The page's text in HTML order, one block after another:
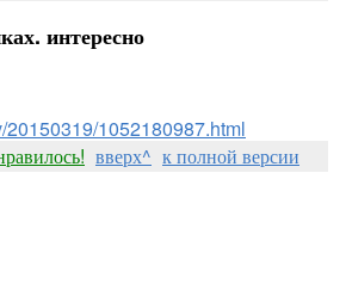
интересно
20150319/1052180987.html
вверх^ к полной версии